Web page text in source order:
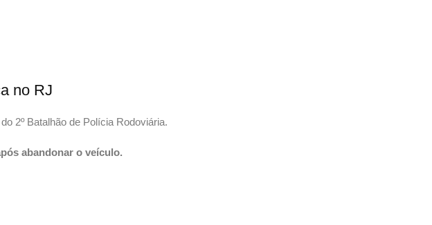
no RJ
2º Batalhão de Polícia Rodoviária.
abandonar o veículo.